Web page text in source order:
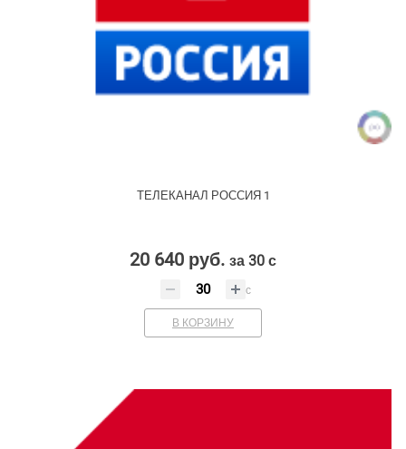
ТЕЛЕКАНАЛ РОССИЯ 1
20 640 руб. за 30 с
с
В КОРЗИНУ